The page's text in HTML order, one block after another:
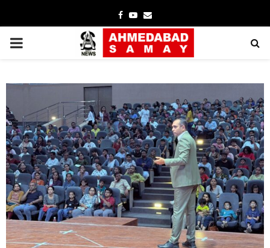
Facebook
YoutubeEmail
PRIMARY